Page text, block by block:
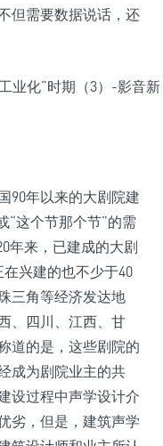
但需要数据说话，还
90年以来的大剧院建
“这个节那个节”的需
年来，已建成的大剧
兴建的也不少于40
三角等经济发达地
、四川、江西、甘
道的是，这些剧院的
成为剧院业主的共
设过程中声学设计介
劣，但是，建筑声学